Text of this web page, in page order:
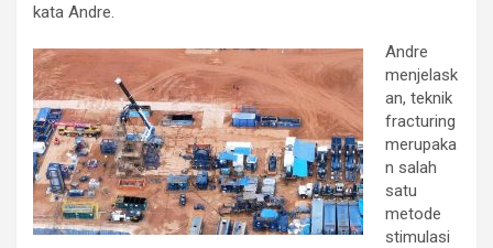
kata Andre.
Andre
menjelask
an, teknik
fracturing
merupaka
n salah
satu
metode
stimulasi